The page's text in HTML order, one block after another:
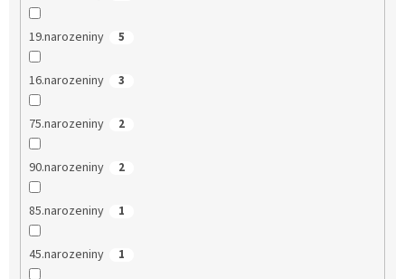
19.narozeniny 5
16.narozeniny 3
75.narozeniny 2
90.narozeniny 2
85.narozeniny 1
45.narozeniny 1